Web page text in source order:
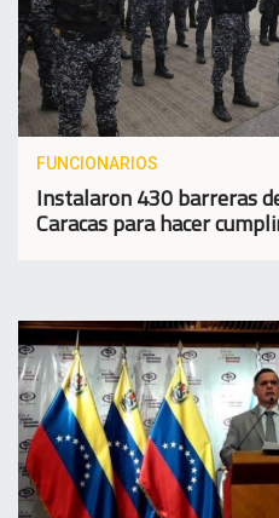
FUNCIONARIOS
Instalaron 430 barreras
Caracas para hacer